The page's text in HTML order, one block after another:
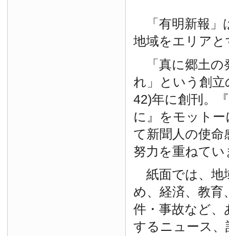
「有明新報」
地域をエリア
「真に郷土の
れ」という創
42)年に創刊。
に』をモット
て新聞人の使命
努力を重ねてい
紙面では、地
め、経済、教育
件・事故など
するニュース